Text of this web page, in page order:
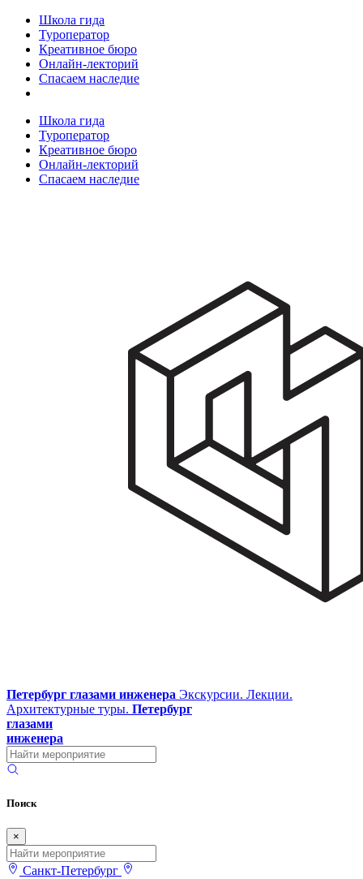
Школа гида
Туроператор
Креативное бюро
Онлайн-лекторий
Спасаем наследие
Школа гида
Туроператор
Креативное бюро
Онлайн-лекторий
Спасаем наследие
Петербург глазами инженера Экскурсии. Лекции.
Архитектурные туры. Петербург
глазами
инженера
Поиск
×
Санкт-Петербург